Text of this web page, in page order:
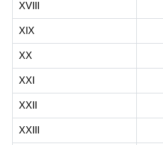
XVIII
XIX
XX
XXI
XXII
XXIII